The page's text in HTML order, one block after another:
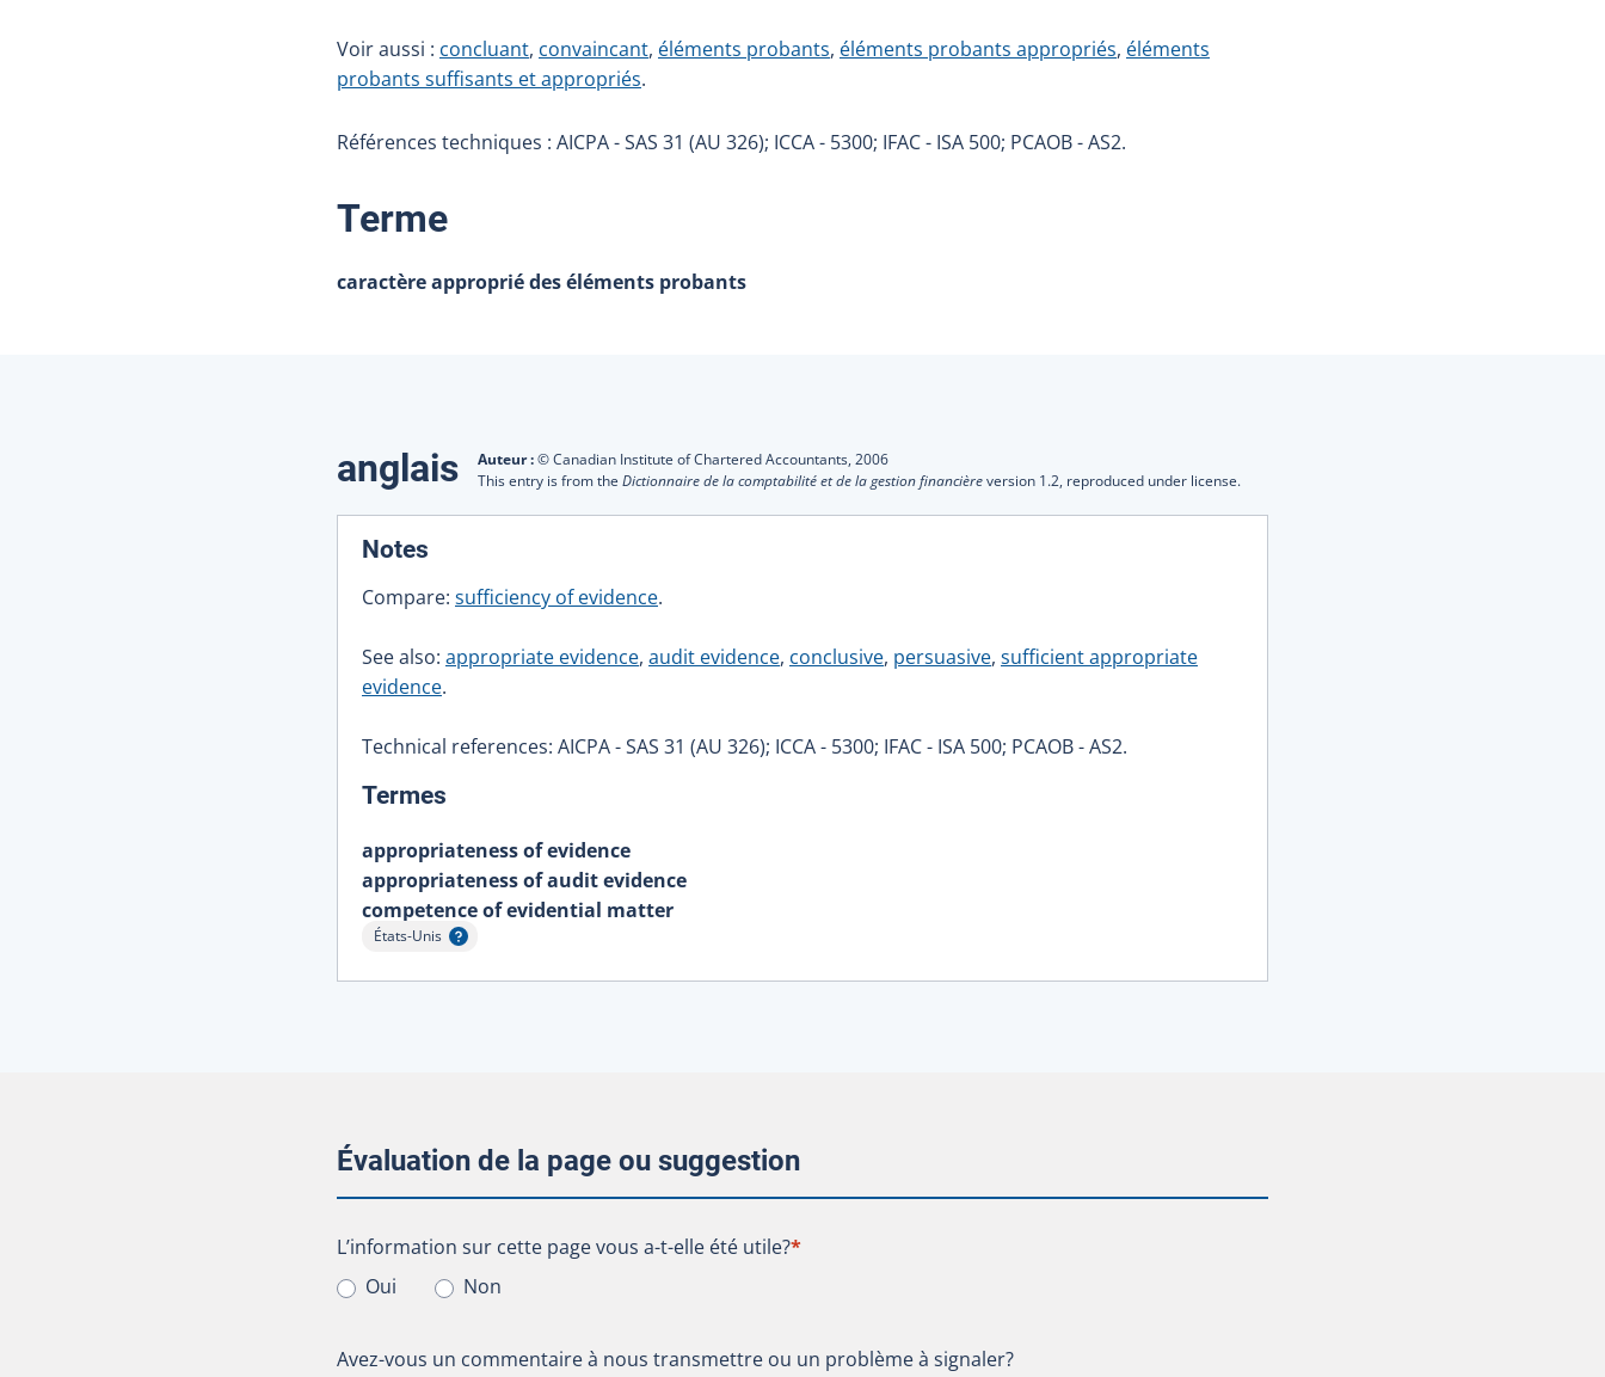
Voir aussi : concluant, convaincant, éléments probants, éléments probants appropriés, éléments
probants suffisants et appropriés.
Références techniques : AICPA - SAS 31 (AU 326); ICCA - 5300; IFAC - ISA 500; PCAOB - AS2.
Terme:
caractère approprié des éléments probants
Traductions
anglais Auteur :© Canadian Institute of Chartered Accountants, 2006
This entry is from the Dictionnaire de la comptabilité et de la gestion financièreversion 1.2, reproduced under license.
Notes
Compare: sufficiency of evidence.
See also: appropriate evidence, audit evidence, conclusive, persuasive, sufficient appropriate
evidence.
Technical references: AICPA - SAS 31 (AU 326); ICCA - 5300; IFAC - ISA 500; PCAOB - AS2.
Termes
appropriateness of evidence
appropriateness of audit evidence
competence of evidential matter
États-Unis
Afficher l'infobulle
Évaluation de la page ou suggestion
L’information sur cette page vous a-t-elle été utile?
L’information sur cette page vous a-t-elle été utile?*
Oui
Non
Avez-vous un commentaire à nous transmettre ou un problème à signaler?